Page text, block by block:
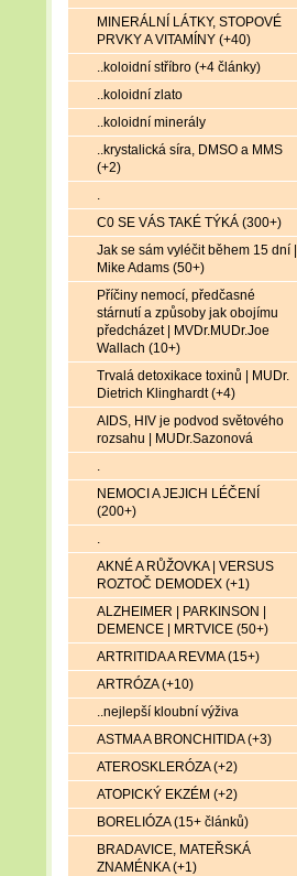
MINERÁLNÍ LÁTKY, STOPOVÉ
PRVKY A VITAMÍNY (+40)
..koloidní stříbro (+4 články)
..koloidní zlato
..koloidní minerály
..krystalická síra, DMSO a MMS
(+2)
.
C0 SE VÁS TAKÉ TÝKÁ (300+)
Jak se sám vyléčit během 15 dní |
Mike Adams (50+)
Příčiny nemocí, předčasné
stárnutí a způsoby jak obojímu
předcházet | MVDr.MUDr.Joe
Wallach (10+)
Trvalá detoxikace toxinů | MUDr.
Dietrich Klinghardt (+4)
AIDS, HIV je podvod světového
rozsahu | MUDr.Sazonová
.
NEMOCI A JEJICH LÉČENÍ
(200+)
.
AKNÉ A RŮŽOVKA | VERSUS
ROZTOČ DEMODEX (+1)
ALZHEIMER | PARKINSON |
DEMENCE | MRTVICE (50+)
ARTRITIDA A REVMA (15+)
ARTRÓZA (+10)
..nejlepší kloubní výživa
ASTMA A BRONCHITIDA (+3)
ATEROSKLERÓZA (+2)
ATOPICKÝ EKZÉM (+2)
BORELIÓZA (15+ článků)
BRADAVICE, MATEŘSKÁ
ZNAMÉNKA (+1)